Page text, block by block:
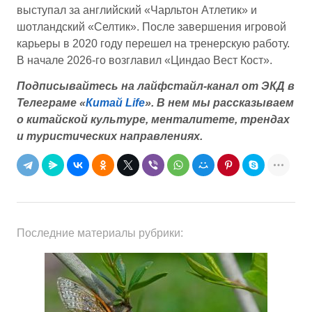
выступал за английский «Чарльтон Атлетик» и
шотландский «Селтик». После завершения игровой
карьеры в 2020 году перешел на тренерскую работу.
В начале 2026-го возглавил «Циндао Вест Кост».
Подписывайтесь на лайфстайл-канал от ЭКД в
Телеграме «Китай Life». В нем мы рассказываем
о китайской культуре, менталитете, трендах
и туристических направлениях.
Последние материалы рубрики: